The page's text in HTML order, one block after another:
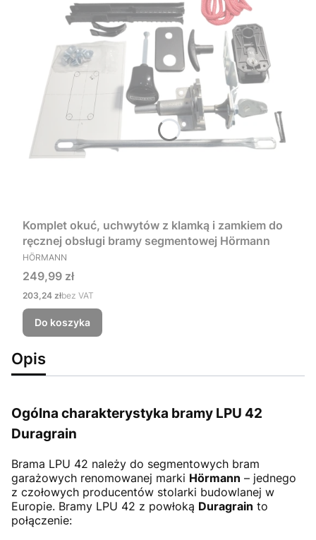
Komplet okuć, uchwytów z klamką i zamkiem do
ręcznej obsługi bramy segmentowej Hörmann
PRODUCENT
HÖRMANN
Cena
249,99 zł
Cena
203,24 złbez VAT
Do koszyka
Opis
Ogólna charakterystyka bramy LPU 42
Duragrain
Brama LPU 42 należy do segmentowych bram
garażowych renomowanej marki Hörmann – jednego
z czołowych producentów stolarki budowlanej w
Europie. Bramy LPU 42 z powłoką Duragrain to
połączenie: